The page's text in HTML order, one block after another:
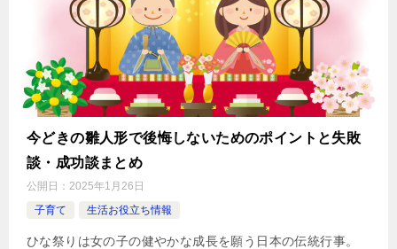
今どきの雛人形で後悔しないためのポイントと失敗
談・成功談まとめ
公開日： 2025年1月26日
子育て
生活お役立ち情報
ひな祭りは女の子の健やかな成長を願う日本の伝統行事。